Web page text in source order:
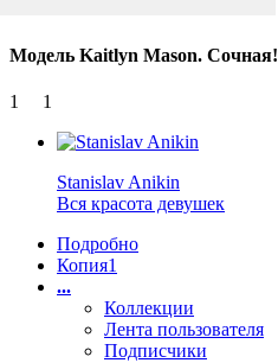
Модель Kaitlyn Mason. Сочная!
1 1
Stanislav Anikin
Вся красота девушек
Подробно
Копия1
...
Коллекции
Лента пользователя
Подписчики